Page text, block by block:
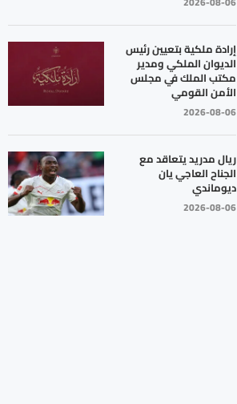
إرادة ملكية بتعيين رئيس
الديوان الملكي ومدير
مكتب الملك في مجلس
الأمن القومي
2026-08-06
ريال مدريد يتعاقد مع
الجناح العاجي يان
ديوماندي
2026-08-06